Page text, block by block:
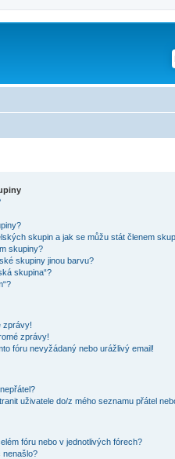
skupin a jak se můžu stát členem
skupiny?
skupiny jinou barvu?
skupina“?
zprávy!
zprávy!
fóru nevyžádaný nebo urážlivý email!
uživatele do/z mého seznamu přátel
fóru nebo v jednotlivých fórech?
nenašlo?